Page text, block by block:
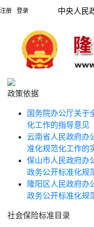
注册 登录 中央人民
政策依据
国务院办公厅关于
化工作的指导意见
云南省人民政府办
准化规范化工作的
保山市人民政府办
政务公开标准化规
隆阳区人民政府办
政务公开标准化规
社会保险标准目录